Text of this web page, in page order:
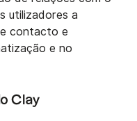
utilizadores a
contacto e
e no
Clay